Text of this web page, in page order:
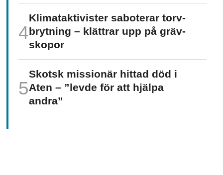
Klimat­aktivister saboterar torv­
brytning – klättrar upp på gräv­
skopor
Skotsk missionär hittad död i
Aten – ”levde för att hjälpa
andra”